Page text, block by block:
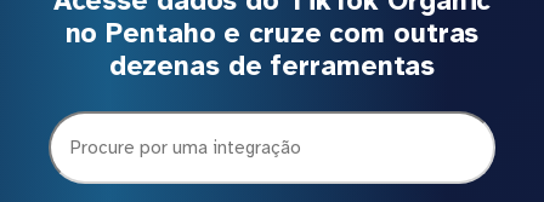
no Pentaho e cruze com outras
dezenas de ferramentas